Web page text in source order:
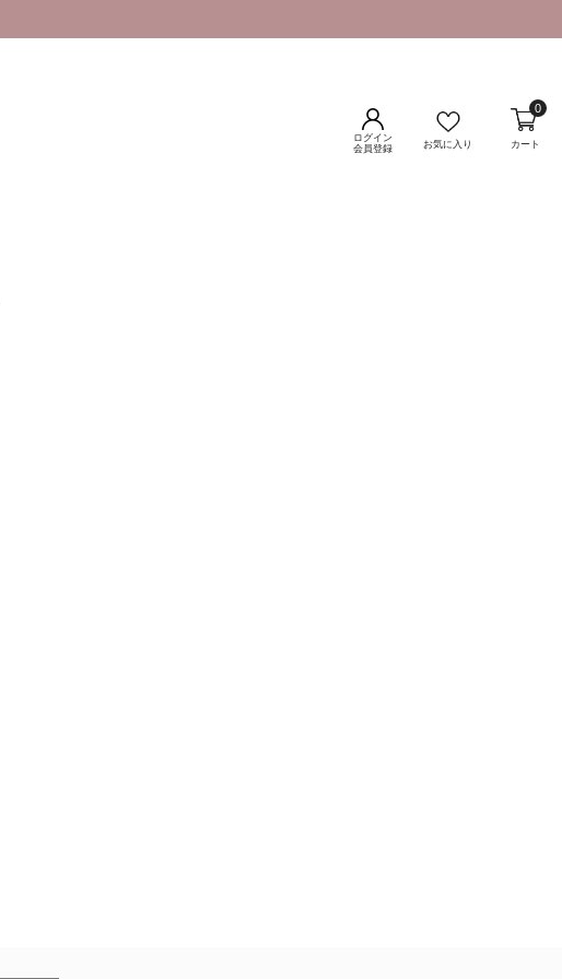
ログイン
会員登録
お気に入り カート
0